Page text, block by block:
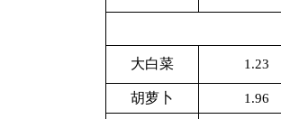
大白菜 1.23
胡萝卜 1.96